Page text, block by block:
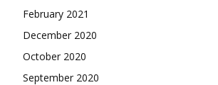
February 2021
December 2020
October 2020
September 2020